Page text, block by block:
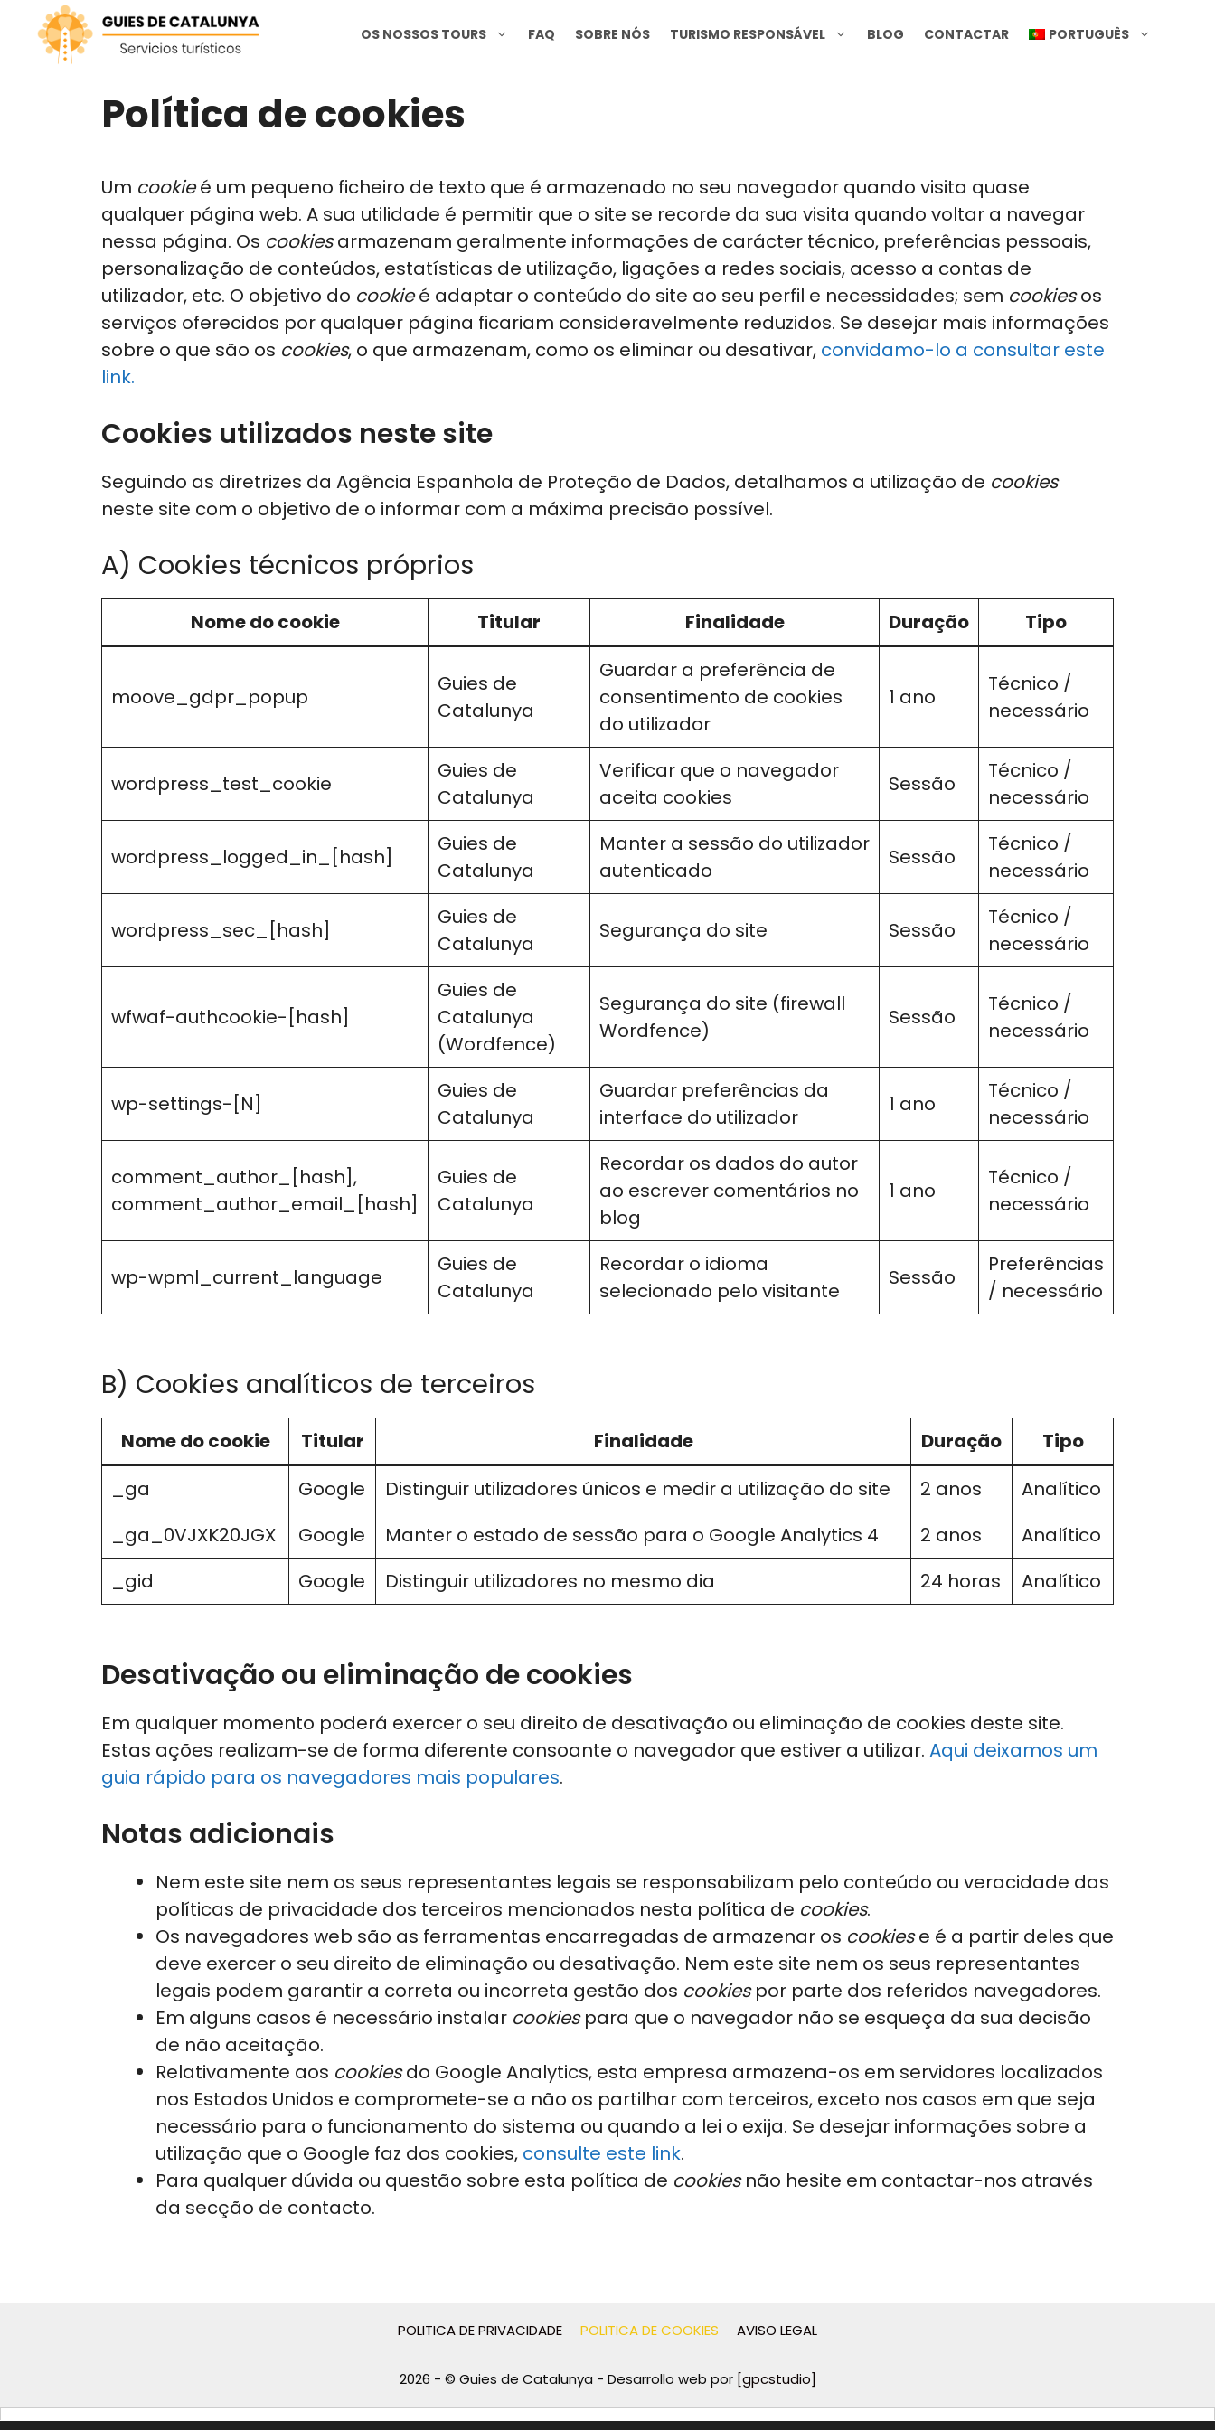
Saltar
para
OS NOSSOS TOURS FAQ SOBRE NÓS TURISMO RESPONSÁVEL BLOG CONTACTAR PORTUGUÊS
Política de cookies
Um cookieé um pequeno ficheiro de texto que é armazenado no seu navegador quando visita quase
qualquer página web. A sua utilidade é permitir que o site se recorde da sua visita quando voltar a navegar
nessa página. Os cookiesarmazenam geralmente informações de carácter técnico, preferências pessoais,
personalização de conteúdos, estatísticas de utilização, ligações a redes sociais, acesso a contas de
utilizador, etc. O objetivo do cookieé adaptar o conteúdo do site ao seu perfil e necessidades; sem cookiesos
serviços oferecidos por qualquer página ficariam consideravelmente reduzidos. Se desejar mais informações
sobre o que são os cookies, o que armazenam, como os eliminar ou desativar, convidamo-lo a consultar este
link.
Cookies utilizados neste site
Seguindo as diretrizes da Agência Espanhola de Proteção de Dados, detalhamos a utilização de cookies
neste site com o objetivo de o informar com a máxima precisão possível.
A) Cookies técnicos próprios
Nome do cookie Titular Finalidade Duração Tipo
moove_gdpr_popup
Guies de
Catalunya
Guardar a preferência de
consentimento de cookies
do utilizador
1 ano
Técnico /
necessário
wordpress_test_cookie
Guies de
Catalunya
Verificar que o navegador
aceita cookies
Sessão
Técnico /
necessário
wordpress_logged_in_[hash]
Guies de
Catalunya
Manter a sessão do utilizador
autenticado
Sessão
Técnico /
necessário
wordpress_sec_[hash]
Guies de
Catalunya
Segurança do site Sessão
Técnico /
necessário
wfwaf-authcookie-[hash]
Guies de
Catalunya
(Wordfence)
Segurança do site (firewall
Wordfence)
Sessão
Técnico /
necessário
wp-settings-[N]
Guies de
Catalunya
Guardar preferências da
interface do utilizador
1 ano
Técnico /
necessário
comment_author_[hash],
comment_author_email_[hash]
Guies de
Catalunya
Recordar os dados do autor
ao escrever comentários no
blog
1 ano
Técnico /
necessário
wp-wpml_current_language
Guies de
Catalunya
Recordar o idioma
selecionado pelo visitante
Sessão
Preferências
/ necessário
B) Cookies analíticos de terceiros
Nome do cookie Titular Finalidade Duração
Tipo
_ga
Google Distinguir utilizadores únicos e medir a utilização do site 2 anos
Analítico
_ga_0VJXK20JGX
Google Manter o estado de sessão para o Google Analytics 4 2 anos
Analítico
_gid
Google Distinguir utilizadores no mesmo dia 24 horas Analítico
Desativação ou eliminação de cookies
Em qualquer momento poderá exercer o seu direito de desativação ou eliminação de cookies deste site.
Estas ações realizam-se de forma diferente consoante o navegador que estiver a utilizar. Aqui deixamos um
guia rápido para os navegadores mais populares.
Notas adicionais
Nem este site nem os seus representantes legais se responsabilizam pelo conteúdo ou veracidade das
políticas de privacidade dos terceiros mencionados nesta política de cookies.
Os navegadores web são as ferramentas encarregadas de armazenar os cookiese é a partir deles que
deve exercer o seu direito de eliminação ou desativação. Nem este site nem os seus representantes
legais podem garantir a correta ou incorreta gestão dos cookiespor parte dos referidos navegadores.
Em alguns casos é necessário instalar cookiespara que o navegador não se esqueça da sua decisão
de não aceitação.
Relativamente aos cookiesdo Google Analytics, esta empresa armazena-os em servidores localizados
nos Estados Unidos e compromete-se a não os partilhar com terceiros, exceto nos casos em que seja
necessário para o funcionamento do sistema ou quando a lei o exija. Se desejar informações sobre a
utilização que o Google faz dos cookies, consulte este link.
Para qualquer dúvida ou questão sobre esta política de cookiesnão hesite em contactar-nos através
da secção de contacto.
POLITICA DE PRIVACIDADE POLITICA DE COOKIES AVISO LEGAL
2026 - © Guies de Catalunya - Desarrollo web por [gpcstudio]